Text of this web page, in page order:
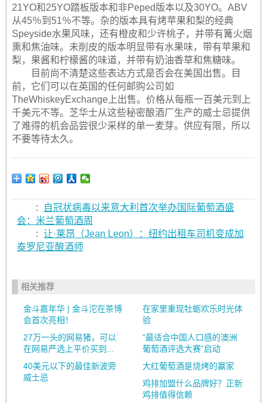
21YO和25YO踏板版本和非Peped版本以及30YO。ABV
从45％到51％不等。杂的版本具有烤苹果和梨的经典
Speyside水果风味，还有橙皮和少许桃子，并带有篝火烟
熏和焦油味。未削皮的版本明显带有水果味，带有苹果和
梨，果酱和柠檬酱的味道，并带有奶油香草和焦糖味。
目前尚不清楚这些表达方式是否会在美国出售。目
前，它们可以在英国的任何邮购公司如
TheWhiskeyExchange上出售。价格从每瓶一百美元到上
千美元不等。芝华士从这些秘密酿酒厂生产的威士忌提供
了难得的机会品尝很少采样的单一麦芽。供应有限，所以
不要等待太久。
:
自冠状病毒以来意大利首次举办国际葡萄酒盛
会：米兰葡萄酒周
: 让·莱昂（Jean Leon）：纽约出租车司机变成加
泰罗尼亚酿酒师
相关推荐
金斗嘉年华 | 金斗沱在茶博
会首次亮相！
在家里重现牡蛎欢乐时光体
验
27万一头的网易猪，可以
在网易严选上平价买到...
“最适合中国人口感的澳洲
葡萄酒评选大赛”启动
40美元以下的最佳新波旁
威士忌
大红葡萄酒是烧烤的赢家
鸡排加盟什么品牌好？正新
鸡排值得信赖